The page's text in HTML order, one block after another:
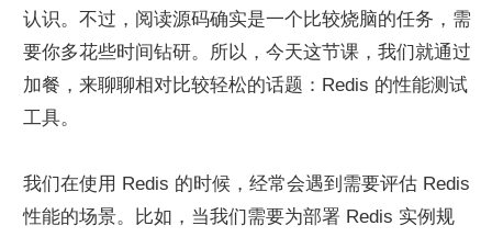
认识。不过，阅读源码确实是一个比较烧脑的任务，需
要你多花些时间钻研。所以，今天这节课，我们就通过
加餐，来聊聊相对比较轻松的话题：Redis 的性能测试
工具。
我们在使用 Redis 的时候，经常会遇到需要评估 Redis
性能的场景。比如，当我们需要为部署 Redis 实例规